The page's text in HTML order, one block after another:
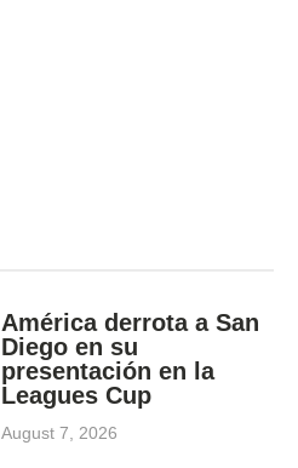
América derrota a San
Diego en su
presentación en la
Leagues Cup
August 7, 2026